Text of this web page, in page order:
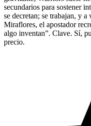
secundarios para sostener
se decretan; se trabajan, y
Miraflores, el apostador
algo inventan”. Clave. Sí,
precio.